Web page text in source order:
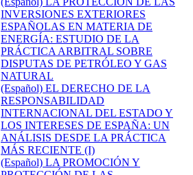
INVERSIONES EXTERIORES
ESPAÑOLAS EN MATERIA DE
ENERGÍA: ESTUDIO DE LA
PRÁCTICA ARBITRAL SOBRE
DISPUTAS DE PETRÓLEO Y GAS
NATURAL
(Español) EL DERECHO DE LA
RESPONSABILIDAD
INTERNACIONAL DEL ESTADO Y
LOS INTERESES DE ESPAÑA: UN
ANÁLISIS DESDE LA PRÁCTICA
MÁS RECIENTE (I)
(Español) LA PROMOCIÓN Y